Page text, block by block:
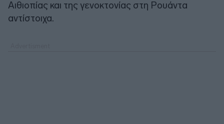
Αιθιοπίας και της γενοκτονίας στη Ρουάντα
αντίστοιχα.